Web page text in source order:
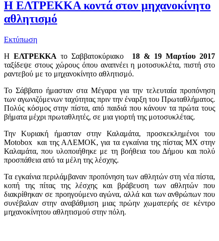
Η ΕΛΤΡΕΚΚΑ κοντά στον μηχανοκίνητο
αθλητισμό
Εκτύπωση
ΗΕΛΤΡΕΚΚΑ το Σαββατοκύριακο 18 & 19 Mαρτίου 2017
ταξίδεψε στους χώρους όπου αναπνέει η μοτοσυκλέτα, πιστή στο
ραντεβού με το μηχανοκίνητο αθλητισμό.
Το Σάββατο ήμασταν στα Μέγαρα για την τελευταία προπόνηση
των αγωνιζόμενων ταχύτητας πριν την έναρξη του Πρωταθλήματος.
Πολύς κόσμος στην πίστα, από παιδιά που κάνουν τα πρώτα τους
βήματα μέχρι πρωταθλητές, σε μια γιορτή της μοτοσυκλέτας.
Την Κυριακή ήμασταν στην Καλαμάτα, προσκεκλημένοι του
Motobox και της ΑΛΕΜΟΚ, για τα εγκαίνια της πίστας ΜΧ στην
Καλαμάτα, που υλοποιήθηκε με τη βοήθεια του Δήμου και πολύ
προσπάθεια από τα μέλη της λέσχης.
Τα εγκαίνια περιλάμβαναν προπόνηση των αθλητών στη νέα πίστα,
κοπή της πίτας της λέσχης και βράβευση των αθλητών που
διακρίθηκαν σε προηγούμενο αγώνα, αλλά και των ανθρώπων που
συνέβαλαν στην αναβάθμιση μιας πρώην χωματερής σε κέντρο
μηχανοκίνητου αθλητισμού στην πόλη.